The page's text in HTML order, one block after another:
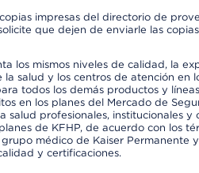
impresas del directorio de
que dejen de enviarle las
los mismos niveles de calidad, la
la salud y los centros de atención en
todos los demás productos y
en los planes del Mercado de
salud profesionales, institucionales
de KFHP, de acuerdo con los
grupo médico de Kaiser Permanente
y certificaciones.